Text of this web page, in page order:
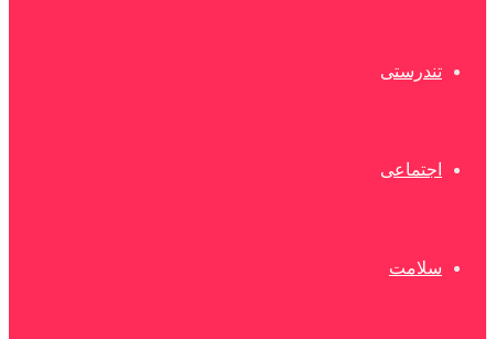
تندرستی
اجتماعی
سلامت